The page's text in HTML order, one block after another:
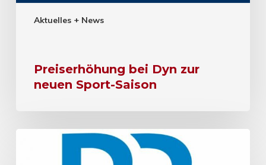
Aktuelles + News
Preiserhöhung bei Dyn zur
neuen Sport-Saison